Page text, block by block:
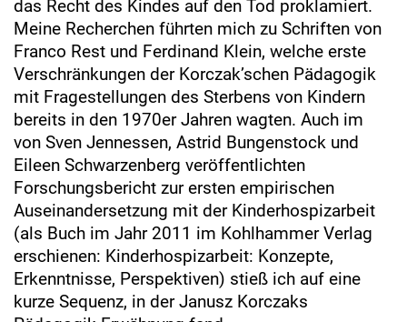
das Recht des Kindes auf den Tod proklamiert.
Meine Recherchen führten mich zu Schriften von
Franco Rest und Ferdinand Klein, welche erste
Verschränkungen der Korczak’schen Pädagogik
mit Fragestellungen des Sterbens von Kindern
bereits in den 1970er Jahren wagten. Auch im
von Sven Jennessen, Astrid Bungenstock und
Eileen Schwarzenberg veröffentlichten
Forschungsbericht zur ersten empirischen
Auseinandersetzung mit der Kinderhospizarbeit
(als Buch im Jahr 2011 im Kohlhammer Verlag
erschienen: Kinderhospizarbeit: Konzepte,
Erkenntnisse, Perspektiven) stieß ich auf eine
kurze Sequenz, in der Janusz Korczaks